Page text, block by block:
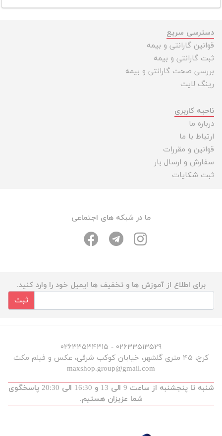
دسترسی سریع
قوانین گارانتی و بیمه
ثبت گارانتی و بیمه
بررسی صحت گارانتی و بیمه
رینگ لایت
ناحیه کاربری
درباره ما
ارتباط با ما
قوانین و مقررات
سفارش و ارسال بار
ثبت شکایات
ما در شبکه های اجتماعی
برای اطلاع از آموزش ها و تخفیف ها ایمیل خود را وارد کنید.
ثبت
۰۲۶۳۳۵۱۳۵۲۹ - ۰۲۶۳۳۵۳۴۳۱۵
کرج، ۴۵ متری گلشهر، خیابان کوکب شرقی، عکس و فیلم مکث
maxshop.group@gmail.com
شنبه تا پنجشنبه از ساعت 9 الی 13 و 16:30 الی 20:30 پاسخگوی
شما عزیزان هستیم.